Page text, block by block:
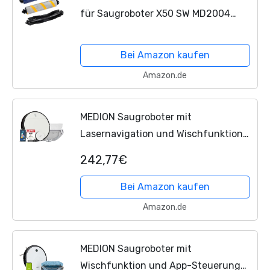
für Saugroboter X50 SW MD2004
Polierbürste)
Bei Amazon kaufen
Amazon.de
MEDION Saugroboter mit
Lasernavigation und Wischfunktion
Alexa 2in1 Roboterstaubsauger,
präzise Kartenerstellung, Go & No
Go...
242,77€
Bei Amazon kaufen
Amazon.de
MEDION Saugroboter mit
Wischfunktion und App-Steuerung